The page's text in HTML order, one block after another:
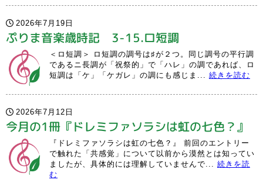
2026年7月19日
ぷりま音楽歳時記 3-15.ロ短調
＜ロ短調＞ ロ短調の調号は♯が２つ。同じ調号の平行調
であるニ長調が「祝祭的」で「ハレ」の調であれば、ロ
短調は「ケ」「ケガレ」の調にも感じま... 続きを読む
2026年7月12日
今月の1冊『ドレミファソラシは虹の七色？』
『ドレミファソラシは虹の七色？』 前回のエントリー
で触れた「共感覚」について以前から漠然とは知ってい
ましたが、具体的には理解していませんで... 続きを読
む